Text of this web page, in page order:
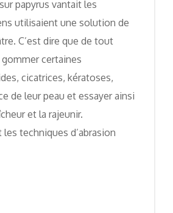
papyrus vantait les
utilisaient une solution de
C’est dire que de tout
certaines
cicatrices, kératoses,
de leur peau et essayer ainsi
et la rajeunir.
techniques d’abrasion